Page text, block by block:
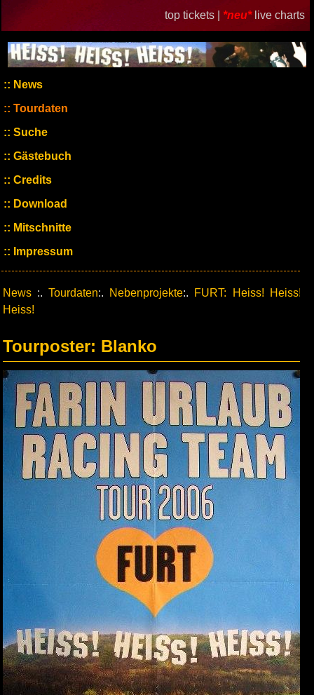
top tickets | *neu* live charts
News
Tourdaten
Suche
Gästebuch
Credits
Download
Mitschnitte
Impressum
News :.Tourdaten:. Nebenprojekte:. FURT: Heiss! Heiss!
Heiss!
Tourposter: Blanko